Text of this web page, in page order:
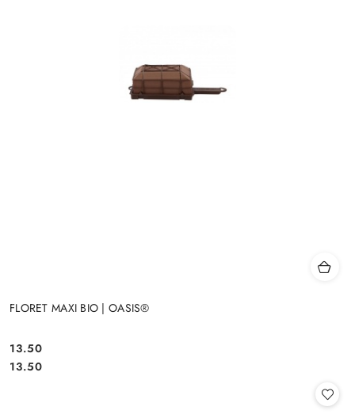
FLORET MAXI BIO | OASIS®
Cena:
13.50
Cena:
13.50